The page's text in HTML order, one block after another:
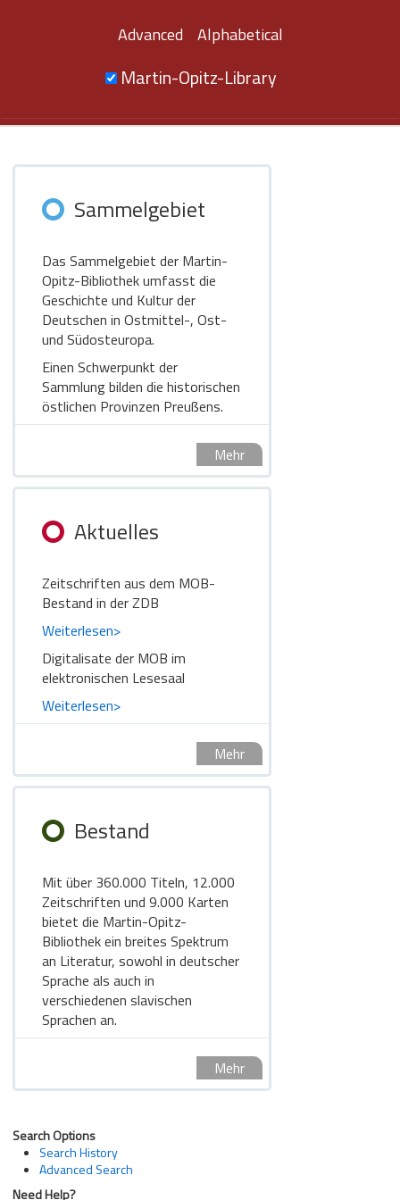
Advanced Alphabetical
Martin-Opitz-Library
Sammelgebiet
Das Sammelgebiet der Martin-
Opitz-Bibliothek umfasst die
Geschichte und Kultur der
Deutschen in Ostmittel-, Ost-
und Südosteuropa.
Einen Schwerpunkt der
Sammlung bilden die historischen
östlichen Provinzen Preußens.
Mehr
Aktuelles
Zeitschriften aus dem MOB-
Bestand in der ZDB
Weiterlesen>
Digitalisate der MOB im
elektronischen Lesesaal
Weiterlesen>
Mehr
Bestand
Mit über 360.000 Titeln, 12.000
Zeitschriften und 9.000 Karten
bietet die Martin-Opitz-
Bibliothek ein breites Spektrum
an Literatur, sowohl in deutscher
Sprache als auch in
verschiedenen slavischen
Sprachen an.
Mehr
Search Options
Search History
Advanced Search
Need Help?